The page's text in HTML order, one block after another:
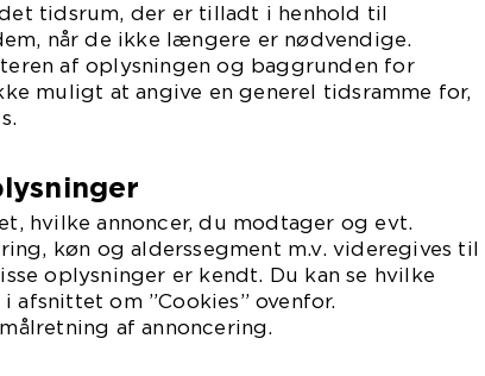
tidsrum, der er tilladt i henhold til
når de ikke længere er nødvendige.
af oplysningen og baggrunden for
muligt at angive en generel tidsramme for,
hvilke annoncer, du modtager og evt.
køn og alderssegment m.v. videregives til
oplysninger er kendt. Du kan se hvilke
afsnittet om ”Cookies” ovenfor.
af annoncering.